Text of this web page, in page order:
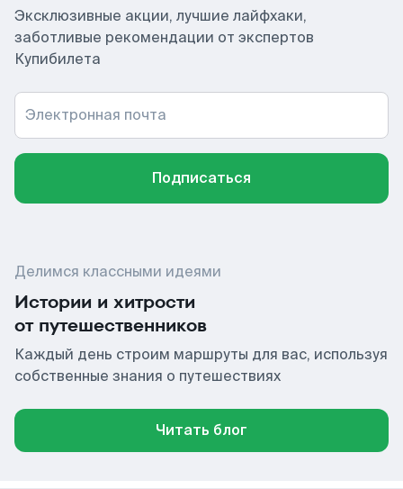
Эксклюзивные акции, лучшие лайфхаки,
заботливые рекомендации от экспертов
Купибилета
Электронная почта
Подписаться
Делимся классными идеями
Истории и хитрости
от путешественников
Каждый день строим маршруты для вас, используя
собственные знания о путешествиях
Читать блог